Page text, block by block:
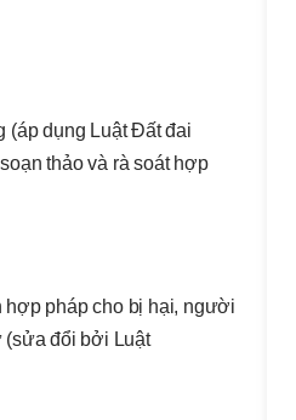
(áp dụng Luật Đất đai
thảo và rà soát hợp
hợp pháp cho bị hại, người
(sửa đổi bởi Luật